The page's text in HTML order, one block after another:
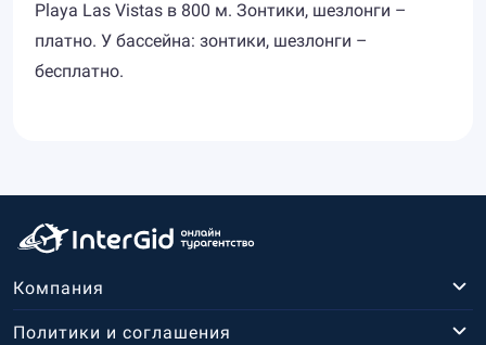
Playa Las Vistas в 800 м. Зонтики, шезлонги –
платно. У бассейна: зонтики, шезлонги –
бесплатно.
Компания
Политики и соглашения